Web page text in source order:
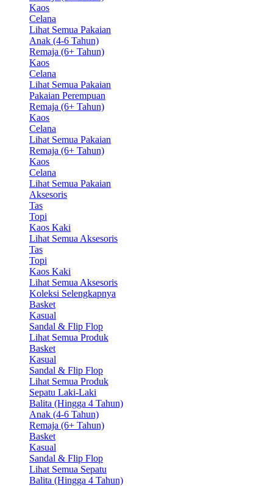
Kaos
Celana
Lihat Semua Pakaian
Anak (4-6 Tahun)
Remaja (6+ Tahun)
Kaos
Celana
Lihat Semua Pakaian
Pakaian Perempuan
Remaja (6+ Tahun)
Kaos
Celana
Lihat Semua Pakaian
Remaja (6+ Tahun)
Kaos
Celana
Lihat Semua Pakaian
Aksesoris
Tas
Topi
Kaos Kaki
Lihat Semua Aksesoris
Tas
Topi
Kaos Kaki
Lihat Semua Aksesoris
Koleksi Selengkapnya
Basket
Kasual
Sandal & Flip Flop
Lihat Semua Produk
Basket
Kasual
Sandal & Flip Flop
Lihat Semua Produk
Sepatu Laki-Laki
Balita (Hingga 4 Tahun)
Anak (4-6 Tahun)
Remaja (6+ Tahun)
Basket
Kasual
Sandal & Flip Flop
Lihat Semua Sepatu
Balita (Hingga 4 Tahun)